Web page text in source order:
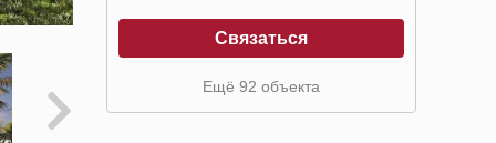
Связаться
Ещё 92 объекта